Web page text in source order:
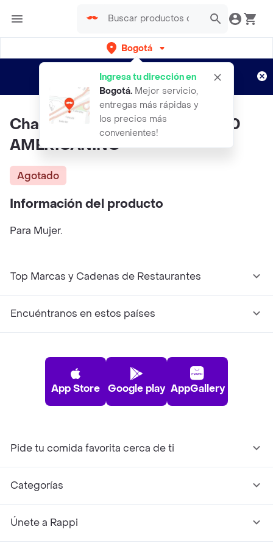
Bogotá
Ingresa tu dirección en
Bogotá. Mejor servicio,
entregas más rápidas y
los precios más
convenientes!
envíos gratis por semanas
Aplican TyC
Chaqueta Azul Talla Xl 322E000
AMERICANINO
Agotado
Información del producto
Para Mujer.
Top Marcas y Cadenas de Restaurantes
Encuéntranos en estos países
App Store Google play AppGallery
Pide tu comida favorita cerca de ti
Categorías
Únete a Rappi